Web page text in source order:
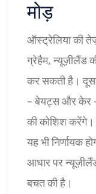
मोड़
ऑस्ट्रेलिया की
ग्रेहैम, न्यूज़ीलैंड
कर सकती है।
– बेयट्स और केर
की कोशिश करेंगे।
यह भी निर्णायक
आधार पर
बचत की है।